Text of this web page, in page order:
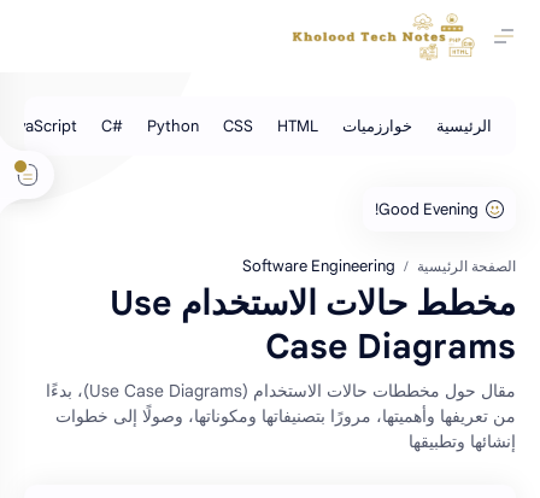
الصفحة الرئيسية Software Engineering
مخطط حالات الاستخدام Use
Case Diagrams
مقال حول مخططات حالات الاستخدام (Use Case Diagrams)، بدءًا
من تعريفها وأهميتها، مرورًا بتصنيفاتها ومكوناتها، وصولًا إلى خطوات
إنشائها وتطبيقها